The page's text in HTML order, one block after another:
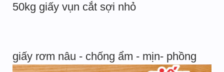
50kg giấy vụn cắt sợi nhỏ
giấy rơm nâu - chống ẩm - mịn- phồng